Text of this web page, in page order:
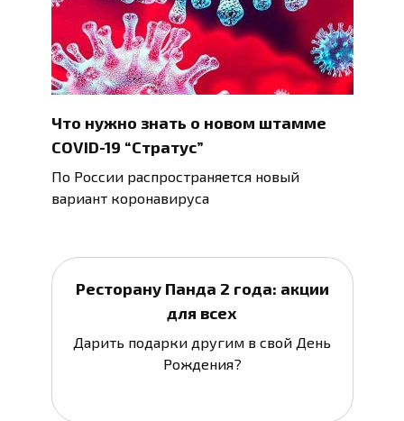
Что нужно знать о новом штамме
COVID-19 “Стратус”
По России распространяется новый
вариант коронавируса
Ресторану Панда 2 года: акции
для всех
Дарить подарки другим в свой День
Рождения?